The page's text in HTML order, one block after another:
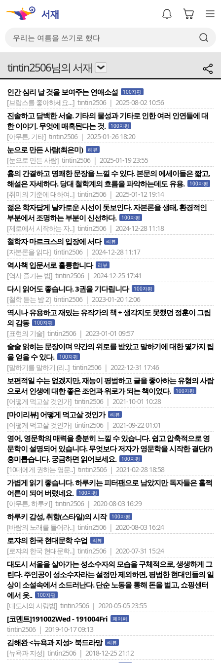
tintin2506님의 서재
인간 심리 날 것을 보여주는 연애소설 100자평
[브람스를 좋아하세요...] tintin2506 | 2025-08-02 10:56
진솔하고 담백한 서술. 기타의 물성과 기타로 인한 여러 인연들에 대
한 이야기. 무엇에 매혹된다는 것.
100자평
[아무튼, 기타] tintin2506 | 2025-01-26 18:20
눈으로 만든 사람(최은미) 리뷰
[눈으로 만든 사람] tintin2506 | 2025-01-19 23:55
흄의 간결하고 명쾌한 문장을 느낄 수 있다. 본문의 에세이들은 짧고,
해설은 자세하다. 당대 철학계의 흐름을 파악하는데도 유용.
100자평
[취미의 기준에 대하여..] tintin2506 | 2025-01-12 19:14
젊은 학자답게 날카로운 시선이 돗보인다. 자본론을 생태, 환경적인
부분에서 조명하는 부분이 신선하다.
100자평
[제로에서 시작하는 자..] tintin2506 | 2024-12-28 11:18
철학자 마르크스의 입장에 서다 리뷰
[자본론을 읽다] tintin2506 | 2024-12-28 11:17
역사책 입문서로 훌륭합니다 리뷰
[역사 즐기는 법] tintin2506 | 2024-12-25 17:41
다시 읽어도 좋습니다. 3권을 기다립니다 100자평
[철학 듣는 밤 2] tintin2506 | 2023-01-20 12:06
역시나 유용하고 재밌는 유작가의 책 + 생각지도 못했던 정훈이 그림
의 감동
100자평
[표현의 기술] tintin2506 | 2023-01-01 09:57
술술 읽히는 문장이며 약간의 위로를 받았고 말하기에 대한 몇가지 팁
을 얻을 수 있다.
100자평
[말하기를 말하기 (리..] tintin2506 | 2022-12-31 17:46
보편적일 수는 없겠지만, 재능이 평범하고 글을 좋아하는 유형의 사람
으로서 인생에 대한 좋은 조언과 위로가 되는 책이었다.
100자평
[어떻게 먹고살 것인가] tintin2506 | 2021-10-01 10:28
[마이리뷰] 어떻게 먹고살 것인가 리뷰
[어떻게 먹고살 것인가] tintin2506 | 2021-09-22 01:01
영어, 영문학의 매력을 충분히 느낄 수 있습니다. 쉽고 압축적으로 영
문학이 설명되어 있습니다. 무엇보다 저자가 영문학을 시작한 결단(?)
흥미롭습니다. 궁금하면 읽어보세요.
100자평
[10대에게 권하는 영문..] tintin2506 | 2021-02-28 18:58
가볍게 읽기 좋습니다. 하루키는 피터팬으로 남았지만 독자들은 훌쩍
어른이 되어 버렸네요.
100자평
[아무튼, 하루키] tintin2506 | 2020-08-03 16:29
하루키 감성, 취향(스타일)의 시작 100자평
[바람의 노래를 들어라..] tintin2506 | 2020-08-03 16:24
로쟈의 한국 현대문학 수업 리뷰
[로쟈의 한국 현대문학..] tintin2506 | 2020-07-31 15:24
대도시 서울을 살아가는 성소수자의 모습을 구체적으로, 생생하게 그
린다. 주인공이 성소수자라는 설정만 제외하면, 평범한 현대인들의 일
상이 소설속에서 소드러난다. 단순 노동을 통해 돈을 벌고, 쇼핑센터
에서 옷..
100자평
[대도시의 사랑법] tintin2506 | 2020-05-05 23:55
[코멘트]191002Wed - 191004Fri 페이퍼
tintin2506 | 2019-10-17 09:13
김해완 <뉴욕과 지성> 북드라망 리뷰
[뉴욕과 지성] tintin2506 | 2018-12-25 21:12